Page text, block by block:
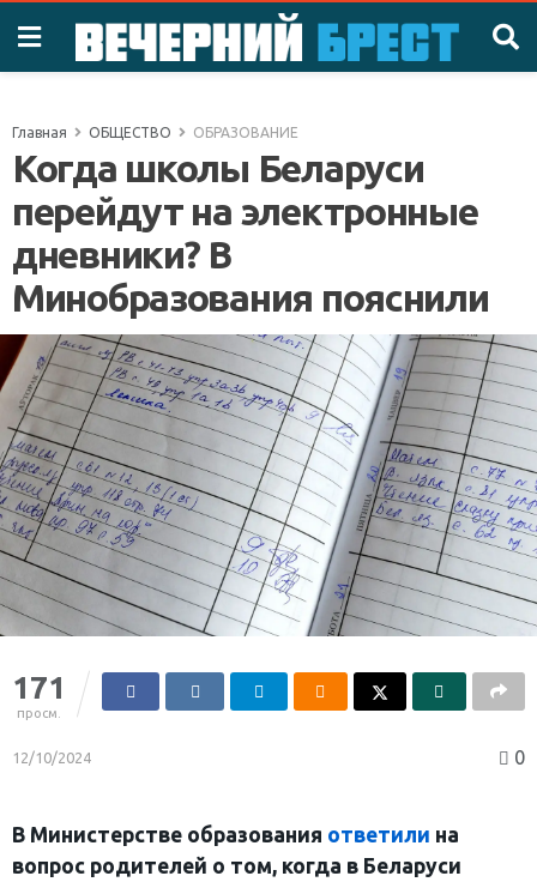
Главная ОБЩЕСТВО ОБРАЗОВАНИЕ
Когда школы Беларуси
перейдут на электронные
дневники? В
Минобразования пояснили
171
просм.
12/10/2024 0
В Министерстве образования ответили на
вопрос родителей о том, когда в Беларуси